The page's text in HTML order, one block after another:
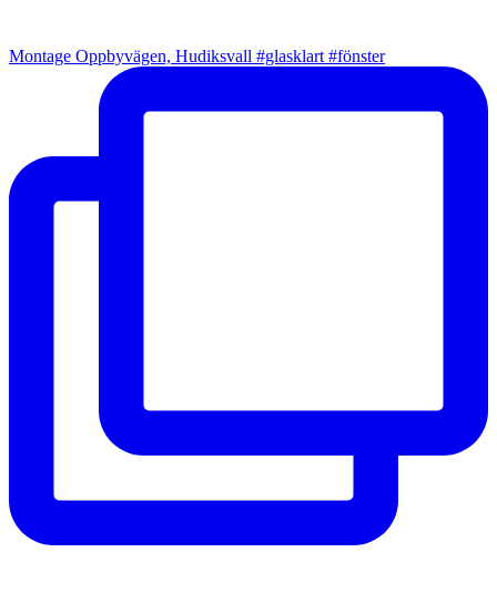
Montage Oppbyvägen, Hudiksvall #glasklart #fönster